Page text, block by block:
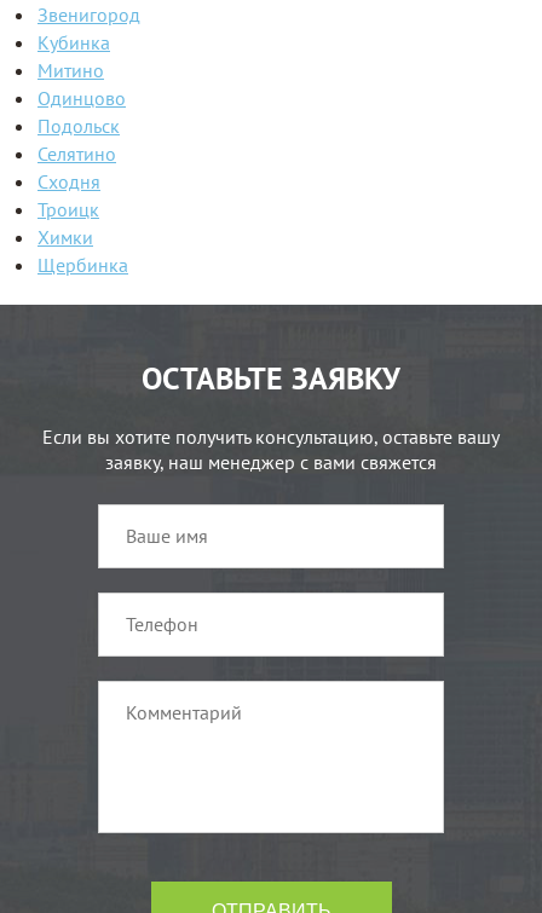
Звенигород
Кубинка
Митино
Одинцово
Подольск
Селятино
Сходня
Троицк
Химки
Щербинка
ОСТАВЬТЕ ЗАЯВКУ
Если вы хотите получить консультацию, оставьте вашу
заявку, наш менеджер с вами свяжется